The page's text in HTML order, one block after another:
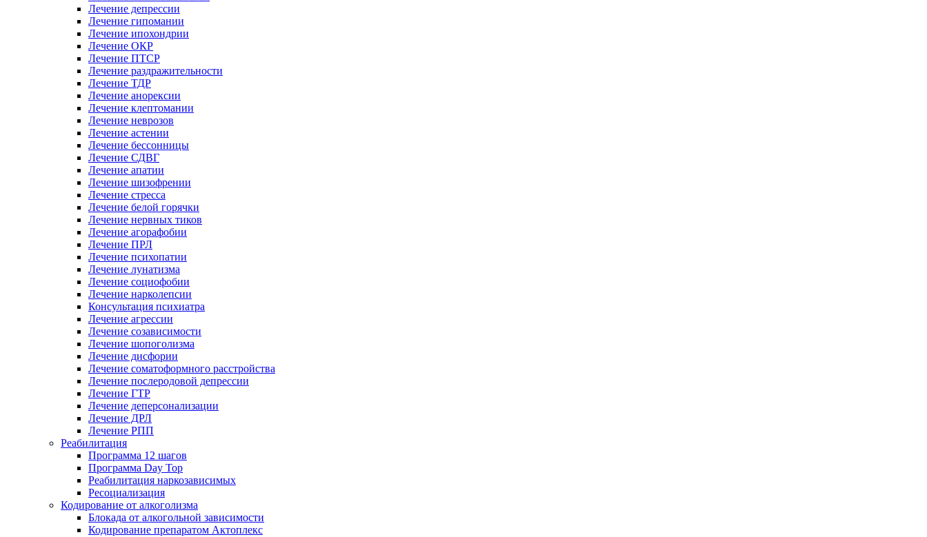
Лечение депрессии
Лечение гипомании
Лечение ипохондрии
Лечение ОКР
Лечение ПТСР
Лечение раздражительности
Лечение ТДР
Лечение анорексии
Лечение клептомании
Лечение неврозов
Лечение астении
Лечение бессонницы
Лечение СДВГ
Лечение апатии
Лечение шизофрении
Лечение стресса
Лечение белой горячки
Лечение нервных тиков
Лечение агорафобии
Лечение ПРЛ
Лечение психопатии
Лечение лунатизма
Лечение социофобии
Лечение нарколепсии
Консультация психиатра
Лечение агрессии
Лечение созависимости
Лечение шопоголизма
Лечение дисфории
Лечение соматоформного расстройства
Лечение послеродовой депрессии
Лечение ГТР
Лечение деперсонализации
Лечение ДРЛ
Лечение РПП
Реабилитация
Программа 12 шагов
Программа Day Top
Реабилитация наркозависимых
Ресоциализация
Кодирование от алкоголизма
Блокада от алкогольной зависимости
Кодирование препаратом Актоплекс